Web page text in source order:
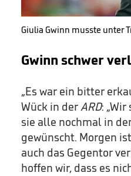
Giulia Gwinn musste unter
Gwinn schwer
„Es war ein bitter
Wück in derARD:
sie alle nochmal in
gewünscht. Morgen
auch das Gegentor
hoffen wir, dass es